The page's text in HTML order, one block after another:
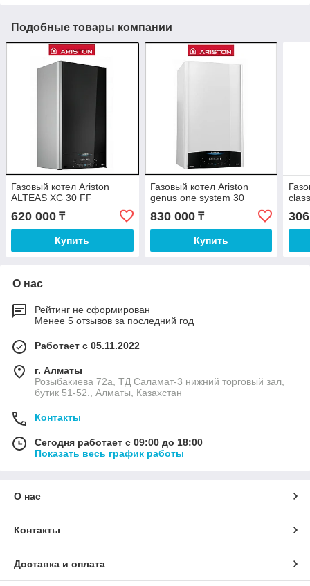
Подобные товары компании
Газовый котел Ariston
ALTEAS XC 30 FF
620 000 ₸
Купить
Газовый котел Ariston
genus one system 30
830 000₸
Купить
О нас
Рейтинг не сформирован
Менее 5 отзывов за последний год
Работает с 05.11.2022
г. Алматы
Розыбакиева 72а, ТД Саламат-3 нижний торговый зал,
бутик 51-52., Алматы, Казахстан
Контакты
Сегодня работает с 09:00 до 18:00
Показать весь график работы
О нас
Контакты
Доставка и оплата